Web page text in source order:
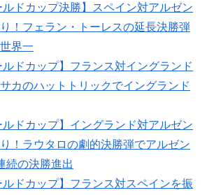
ルドカップ決勝】スペイン対アルゼン
！フェラン・トーレスの延長決勝弾
界一
ルドカップ】フランス対イングランド
カのハットトリックでイングランド
ルドカップ】イングランド対アルゼン
！ラウタロの劇的決勝弾でアルゼン
続の決勝進出
ルドカップ】フランス対スペインを振